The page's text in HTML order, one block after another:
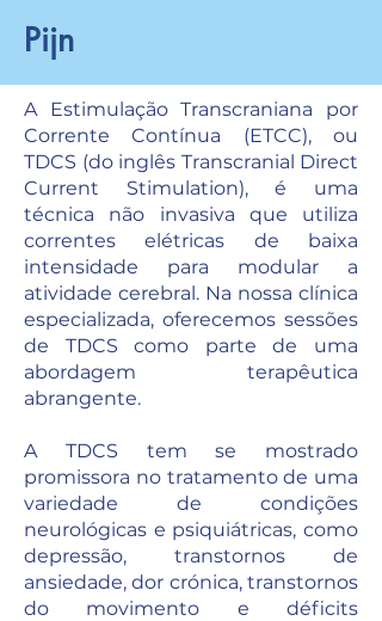
Pijn
A Estimulação Transcraniana por
Corrente Contínua (ETCC), ou
TDCS (do inglês Transcranial Direct
Current Stimulation), é uma
técnica não invasiva que utiliza
correntes elétricas de baixa
intensidade para modular a
atividade cerebral. Na nossa clínica
especializada, oferecemos sessões
de TDCS como parte de uma
abordagem terapêutica
abrangente.
A TDCS tem se mostrado
promissora no tratamento de uma
variedade de condições
neurológicas e psiquiátricas, como
depressão, transtornos de
ansiedade, dor crónica, transtornos
do movimento e déficits